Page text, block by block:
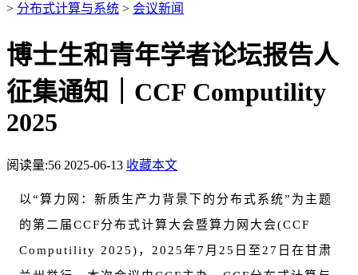
> 分布式计算与系统 > 会议新闻
博士生和青年学者论坛报告人
征集通知｜CCF Computility
2025
阅读量:56 2025-06-13 收藏本文
以“算力网：新质生产力背景下的分布式系统” 为主题
的 第二届CCF分布式计算大会暨算力网 大会(CCF
Computility 2025)，2025年7月25日至27日在甘肃